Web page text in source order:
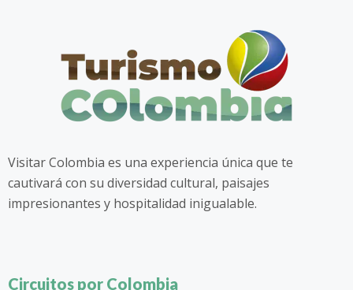
Visitar Colombia es una experiencia única que te
cautivará con su diversidad cultural, paisajes
impresionantes y hospitalidad inigualable.
Circuitos por Colombia